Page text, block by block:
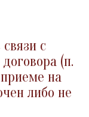
с
(п.
на
либо не